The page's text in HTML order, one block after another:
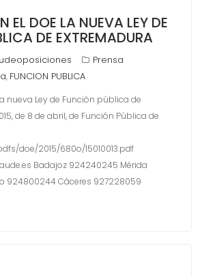
EL DOE LA NUEVA LEY DE
DE EXTREMADURA
Prensa
, FUNCION PUBLICA
nueva Ley de Función pública de
de 8 de abril, de Función Pública de
doe/2015/680o/15010013.pdf
Badajoz 924240245 Mérida
924800244 Cáceres 927228059